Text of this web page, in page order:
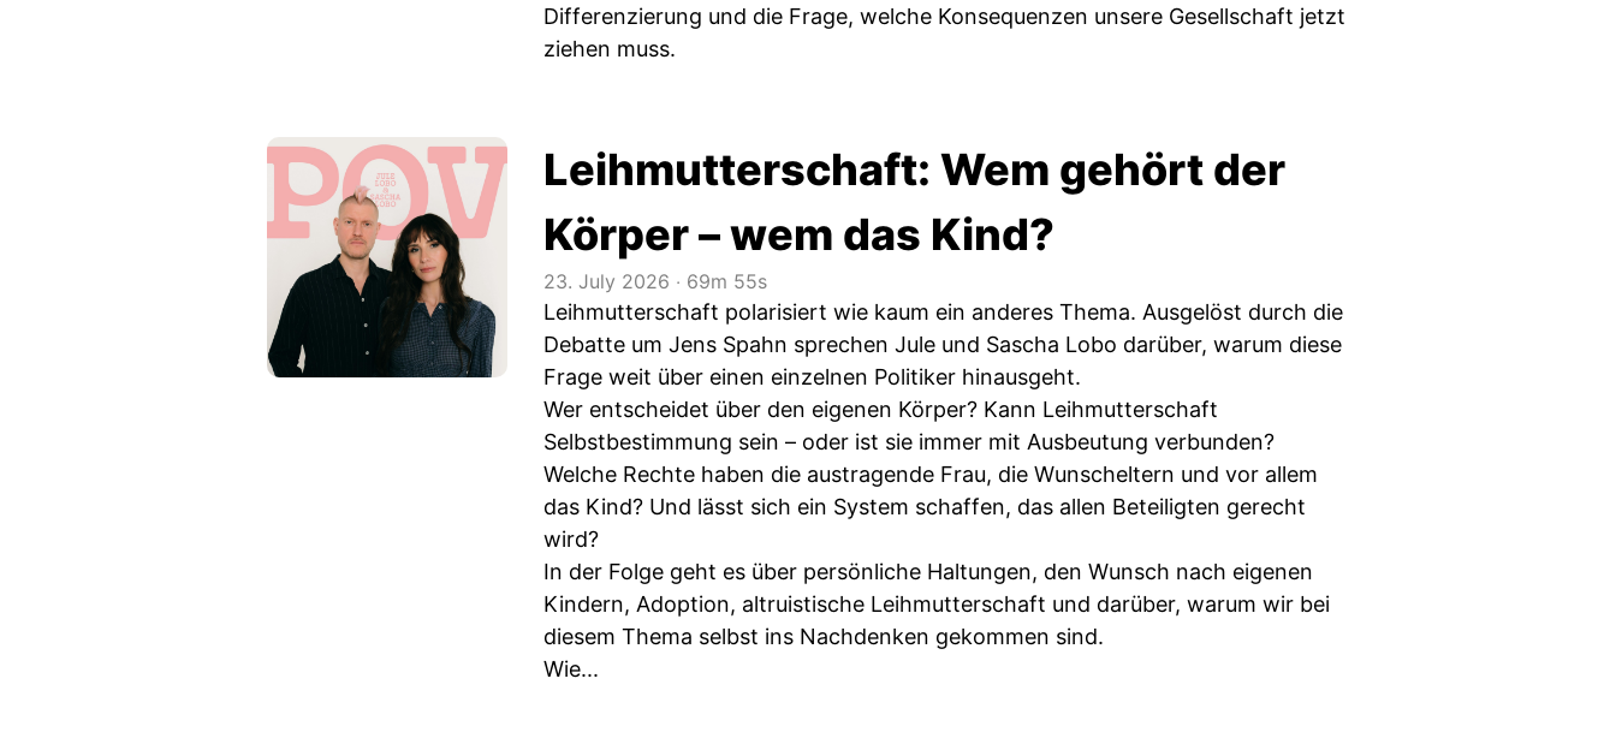
Differenzierung und die Frage, welche Konsequenzen unsere Gesellschaft jetzt
ziehen muss.
Leihmutterschaft: Wem gehört der
Körper – wem das Kind?
23. July 2026 ‧ 69m 55s
Leihmutterschaft polarisiert wie kaum ein anderes Thema. Ausgelöst durch die
Debatte um Jens Spahn sprechen Jule und Sascha Lobo darüber, warum diese
Frage weit über einen einzelnen Politiker hinausgeht.
Wer entscheidet über den eigenen Körper? Kann Leihmutterschaft
Selbstbestimmung sein – oder ist sie immer mit Ausbeutung verbunden?
Welche Rechte haben die austragende Frau, die Wunscheltern und vor allem
das Kind? Und lässt sich ein System schaffen, das allen Beteiligten gerecht
wird?
In der Folge geht es über persönliche Haltungen, den Wunsch nach eigenen
Kindern, Adoption, altruistische Leihmutterschaft und darüber, warum wir bei
diesem Thema selbst ins Nachdenken gekommen sind.
Wie...